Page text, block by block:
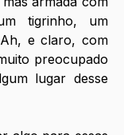
tigrinho, um
e claro, com
preocupado
lugar desse